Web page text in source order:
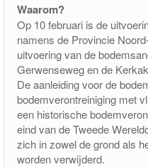
Waarom?
Op 10 februari is de
namens de Provincie
uitvoering van de
Gerwenseweg en de
De aanleiding voor de
bodemverontreiniging met
een historische
eind van de Tweede
zich in zowel de grond als
worden verwijderd.